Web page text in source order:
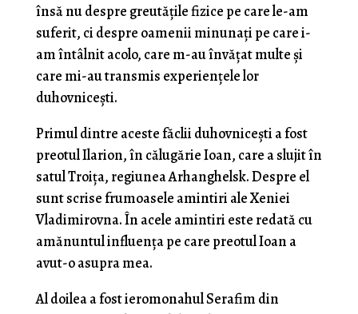
însă nu despre greutăţile fizice pe care le-am
suferit, ci despre oamenii minunaţi pe care i-
am întâlnit acolo, care m-au învăţat multe şi
care mi-au transmis expe­rienţele lor
duhovniceşti.
Primul dintre aceste făclii duhovniceşti a fost
preotul Ilarion, în călugărie Ioan, care a slujit în
satul Troiţa, regiunea Arhanghelsk. Despre el
sunt scrise frumoasele amintiri ale Xeniei
Vladimirovna. În acele amintiri este redată cu
amănuntul influenţa pe care preotul Ioan a
avut-o asupra mea.
Al doilea a fost ieromonahul Serafim din